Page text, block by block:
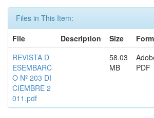
Files in This Item:
File
Description Size
REVISTA D
ESEMBARC
O Nº 203 DI
CIEMBRE 2
011.pdf
58.03
MB
PDF